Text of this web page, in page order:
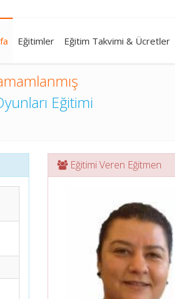
Eğitimler Eğitim Takvimi & Ücretler
Eğitimi
Eğitimi Veren Eğitmen